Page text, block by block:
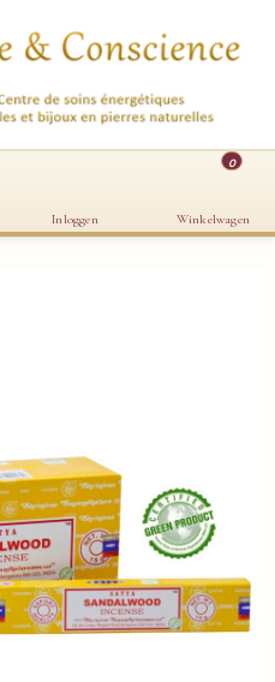
Inloggen
0
Winkelwagen